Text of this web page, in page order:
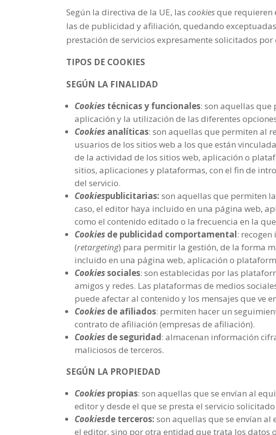
Según la directiva de la UE, las cookiesque requieren
las de publicidad y afiliación, quedando
prestación de servicios expresamente solicitados por
TIPOS DE COOKIES
SEGÚN LA FINALIDAD
Cookies técnicas y funcionales: son aquellas
aplicación y la utilización de las diferentes
Cookies analíticas: son aquellas que permiten al
usuarios de los sitios web a los que están
de la actividad de los sitios web, aplicación o
sitios, aplicaciones y plataformas, con el fin de
del servicio.
Cookiespublicitarias: son aquellas que permiten
caso, el editor haya incluido en una página web,
como el contenido editado o la frecuencia en la
Cookies de publicidad comportamental:
(retargeting) para permitir la gestión, de la forma
incluido en una página web, aplicación o
Cookiessociales: son establecidas por las
amigos y redes. Las plataformas de medios
puede afectar al contenido y los mensajes que ve
Cookies de afiliados: permiten hacer un
contrato de afiliación (empresas de afiliación).
Cookies de seguridad: almacenan información
maliciosos de terceros.
SEGÚN LA PROPIEDAD
Cookies propias: son aquellas que se envían al
editor y desde el que se presta el servicio
Cookiesde terceros: son aquellas que se envían
el editor, sino por otra entidad que trata los datos